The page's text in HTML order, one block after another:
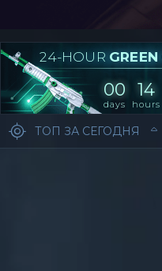
24-НOUR GREEN
00
days
14
hours
ТОП ЗА СЕГОДНЯ